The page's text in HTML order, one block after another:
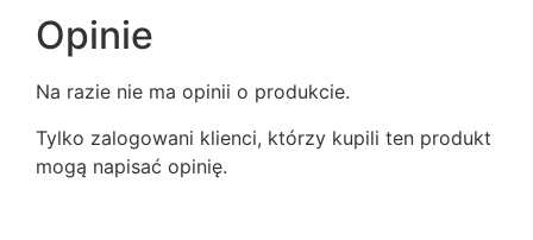
Opinie
Na razie nie ma opinii o produkcie.
Tylko zalogowani klienci, którzy kupili ten produkt
mogą napisać opinię.